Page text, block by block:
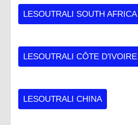
LESOUTRALI SOUTH AFRICA
LESOUTRALI CÔTE D'IVOIRE
LESOUTRALI CHINA